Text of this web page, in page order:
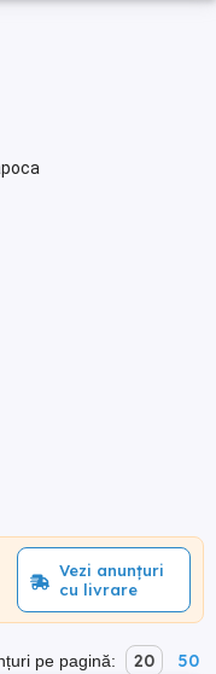
Vezi anunțuri
cu livrare
pe pagină: 20 50